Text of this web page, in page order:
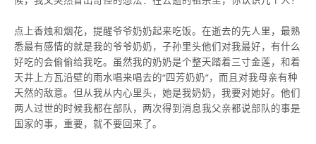
点上香烛和烟花，提醒爷爷奶奶起来吃饭。在逝去的先人里，最熟
悉最有感情的就是我的爷爷奶奶，子孙里头他们对我最好，有什么
好吃的会偷偷给我吃。虽然我的奶奶是个整天踏着三寸金莲，和着
天井上方瓦沿壁的雨水唱来唱去的“四芳奶奶”，而且对我母亲有种
天然的敌意。但从我从内心里头，她是我奶奶，我要对她好。他们
两人过世的时候我都在部队，两次得到消息我父亲都说部队的事是
国家的事，重要，就不要回来了。